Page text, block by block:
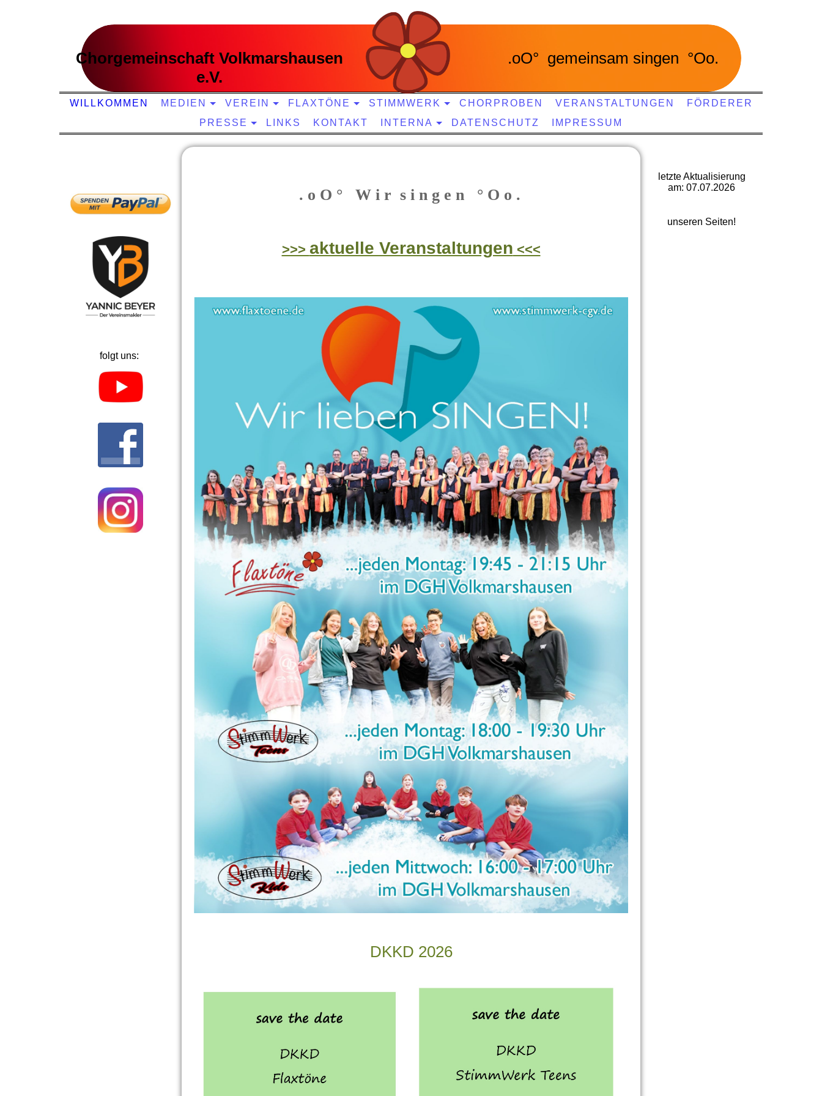
Chorgemeinschaft Volkmarshausen
e.V.
.oO° gemeinsam singen °Oo.
WILLKOMMEN MEDIEN VEREIN FLAXTÖNE STIMMWERK CHORPROBEN VERANSTALTUNGEN
FÖRDERER
PRESSE
LINKS KONTAKT INTERNA DATENSCHUTZ IMPRESSUM
. o O ° W i r s i n g e n ° O o .
>>> aktuelle Veranstaltungen <<<
DKKD 2026
folgt uns:
letzte Aktualisierung
am: 07.07.2026
unseren Seiten!